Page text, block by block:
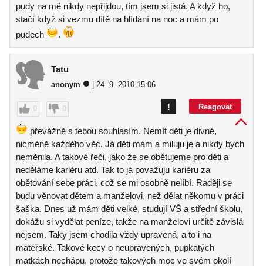
pudy na mě nikdy nepřijdou, tím jsem si jistá. A když ho,
stačí když si vezmu dítě na hlídání na noc a mám po
pudech
.
Tatu
anonym | 24. 9. 2010 15:06
0 0 Reagovat
!
převážně s tebou souhlasím. Nemít děti je divné,
nicméně každého věc. Já děti mám a miluju je a nikdy bych
neměnila. A takové řeči, jako že se obětujeme pro děti a
neděláme kariéru atd. Tak to já považuju kariéru za
obětování sebe práci, což se mi osobně nelíbí. Raději se
budu věnovat dětem a manželovi, než dělat někomu v práci
šaška. Dnes už mám děti velké, studují VŠ a střední školu,
dokážu si vydělat peníze, takže na manželovi určitě závislá
nejsem. Taky jsem chodila vždy upravená, a to i na
mateřské. Takové kecy o neupravených, pupkatých
matkách nechápu, protože takových moc ve svém okolí